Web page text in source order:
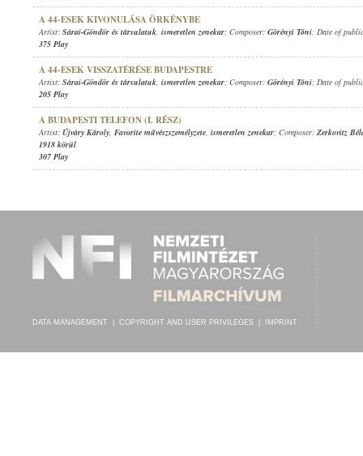
A 44-ESEK KIVONULÁSA ÖRKÉNYBE
Artist: Sárai-Göndör és társulatuk, ismeretlen zenekar; Composer: Görényi Tóni; Date of
375 Play
A 44-ESEK VISSZATÉRÉSE BUDAPESTRE
Artist: Sárai-Göndör és társulatuk, ismeretlen zenekar; Composer: Görényi Tóni; Date of
205 Play
A BUDAPESTI TELEFON (I. RÉSZ)
Artist: Újváry Károly, Favorite művészszemélyzete, ismeretlen zenekar; Composer: Zerkovitz
1918 körül
307 Play
DATA MANAGEMENT COPYRIGHT AND USER PRIVILEGES IMPRINT